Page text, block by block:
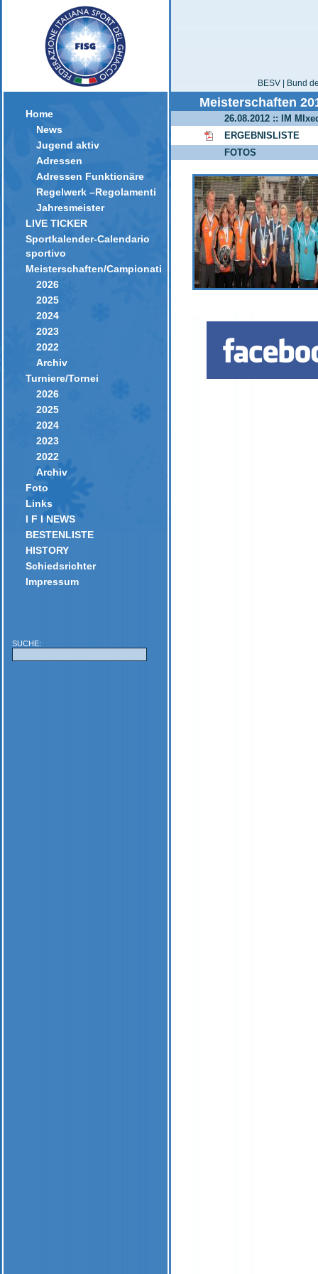
Home
News
Jugend aktiv
Adressen
Adressen Funktionäre
Regelwerk –Regolamenti
Jahresmeister
LIVE TICKER
Sportkalender-Calendario
sportivo
Meisterschaften/Campionati
2026
2025
2024
2023
2022
Archiv
Turniere/Tornei
2026
2025
2024
2023
2022
Archiv
Foto
Links
I F I NEWS
BESTENLISTE
HISTORY
Schiedsrichter
Impressum
SUCHE:
BESV | Bund
Meisterschaften
26.08.2012 :: IM
ERGEBNISLISTE
FOTOS